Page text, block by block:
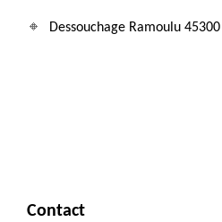
Dessouchage Ramoulu 45300
Contact